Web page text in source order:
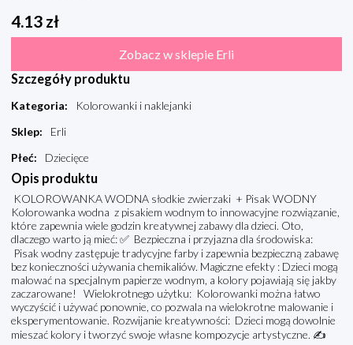
4.13 zł
Zobacz w sklepie Erli
Szczegóły produktu
Kategoria:
Kolorowanki i naklejanki
Sklep:
Erli
Płeć: Dziecięce
Opis produktu
KOLOROWANKA WODNA słodkie zwierzaki + Pisak WODNY
Kolorowanka wodna z pisakiem wodnym to innowacyjne rozwiązanie,
które zapewnia wiele godzin kreatywnej zabawy dla dzieci. Oto,
dlaczego warto ją mieć: ✅ Bezpieczna i przyjazna dla środowiska:
Pisak wodny zastępuje tradycyjne farby i zapewnia bezpieczną zabawę
bez konieczności używania chemikaliów. Magiczne efekty : Dzieci mogą
malować na specjalnym papierze wodnym, a kolory pojawiają się jakby
zaczarowane! ️ Wielokrotnego użytku: Kolorowanki można łatwo
wyczyścić i używać ponownie, co pozwala na wielokrotne malowanie i
eksperymentowanie. Rozwijanie kreatywności: Dzieci mogą dowolnie
mieszać kolory i tworzyć swoje własne kompozycje artystyczne. ✍️